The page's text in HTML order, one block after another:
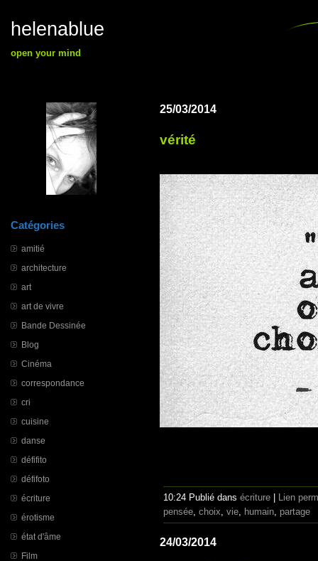
helenablue
open your mind
Catégories
amitié
architecture
art
art de vivre
Bande Dessinée
Blog
Cinéma
correspondance
cri
cuisine
danse
défifito
défifoto
écriture
érotisme
état d'âme
Film
25/03/2014
vérité
10:24 Publié dans écriture
Lien
pensée, choix, vie, humain, partage
24/03/2014